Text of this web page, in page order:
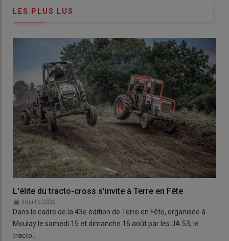
LES PLUS LUS
L'élite du tracto-cross s'invite à Terre en Fête
30 juillet 2026
Dans le cadre de la 43e édition de Terre en Fête, organisée à
Moulay le samedi 15 et dimanche 16 août par les JA 53, le
tracto…